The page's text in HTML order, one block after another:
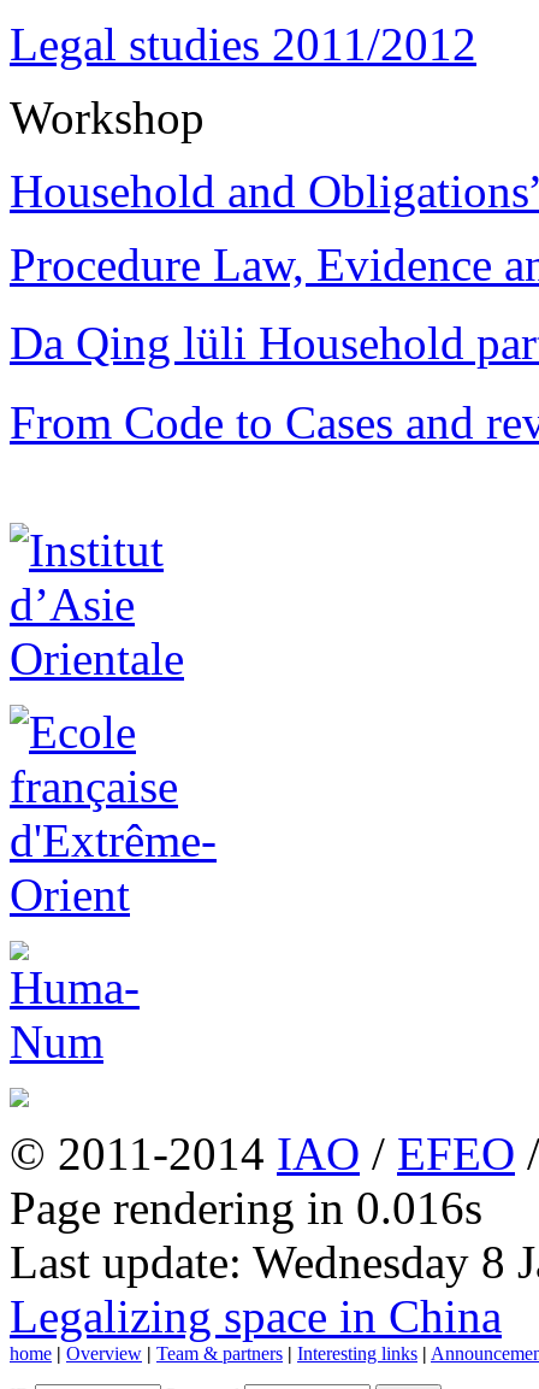
Legal studies 2011/2012
Workshop
Household and
Procedure Law, Evidence
Da Qing lüli Household
From Code to Cases and
© 2011-2014 IAO / EFEO
Page rendering in 0.016s
Last update: Wednesday 8
Legalizing space in China
home | Overview | Team & partners | Interesting links |